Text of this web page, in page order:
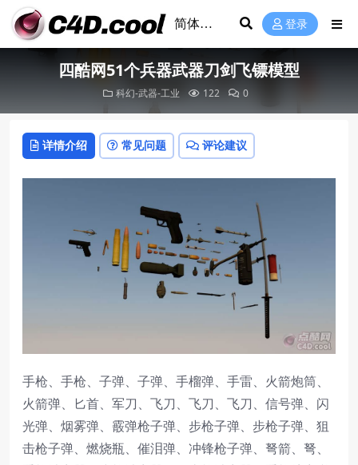
登录
四酷网51个兵器武器刀剑飞镖模型
科幻-武器-工业 122 0
详情介绍 常见问题 评论建议
手枪、手枪、子弹、子弹、手榴弹、手雷、火箭炮筒、
火箭弹、匕首、军刀、飞刀、飞刀、飞刀、信号弹、闪
光弹、烟雾弹、霰弹枪子弹、步枪子弹、步枪子弹、狙
击枪子弹、燃烧瓶、催泪弹、冲锋枪子弹、弩箭、弩、